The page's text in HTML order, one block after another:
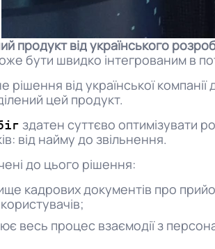
продукт від українського
бути швидко інтегрованим в
рішення від української
цей продукт.
здатен суттєво оптимізувати
від найму до звільнення.
до цього рішення:
кадрових документів про
весь процес взаємодії з